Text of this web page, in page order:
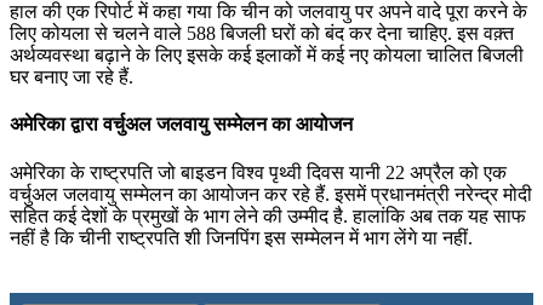
हाल की एक रिपोर्ट में कहा गया कि चीन को जलवायु पर अपने वादे पूरा करने के
लिए कोयला से चलने वाले 588 बिजली घरों को बंद कर देना चाहिए. इस वक़्त
अर्थव्यवस्था बढ़ाने के लिए इसके कई इलाकों में कई नए कोयला चालित बिजली
घर बनाए जा रहे हैं.
अमेरिका द्वारा वर्चुअल जलवायु सम्मेलन का आयोजन
अमेरिका के राष्ट्रपति जो बाइडन विश्व पृथ्वी दिवस यानी 22 अप्रैल को एक
वर्चुअल जलवायु सम्मेलन का आयोजन कर रहे हैं. इसमें प्रधानमंत्री नरेन्द्र मोदी
सहित कई देशों के प्रमुखों के भाग लेने की उम्मीद है. हालांकि अब तक यह साफ
नहीं है कि चीनी राष्ट्रपति शी जिनपिंग इस सम्मेलन में भाग लेंगे या नहीं.